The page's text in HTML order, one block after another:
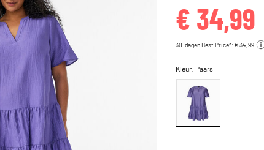
€ 34,99
30-dagen Best Price*: € 34,99
Kleur: Paars